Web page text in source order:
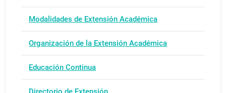
Modalidades de Extensión Académica
Organización de la Extensión Académica
Educación Continua